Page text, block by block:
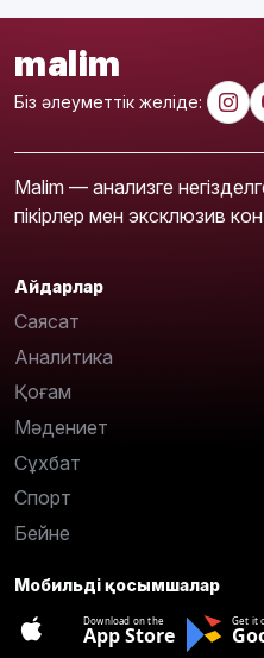
malim
Біз әлеуметтік желіде:
Malim — анализге
пікірлер мен эксклюзив
Айдарлар
Саясат
Аналитика
Қоғам
Мәдениет
Сұхбат
Спорт
Бейне
Мобильді қосымшалар
Download on the
App Store
Get it